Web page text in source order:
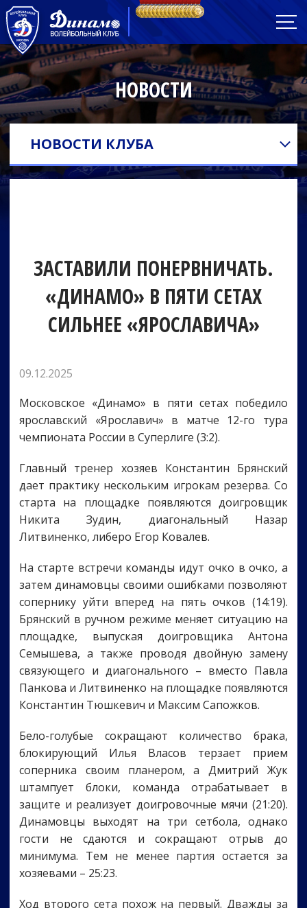
НОВОСТИ
НОВОСТИ КЛУБА
ЗАСТАВИЛИ ПОНЕРВНИЧАТЬ.
«ДИНАМО» В ПЯТИ СЕТАХ
СИЛЬНЕЕ «ЯРОСЛАВИЧА»
09.12.2025
Московское «Динамо» в пяти сетах победило
ярославский «Ярославич» в матче 12-го тура
чемпионата России в Суперлиге (3:2).
Главный тренер хозяев Константин Брянский
дает практику нескольким игрокам резерва. Со
старта на площадке появляются доигровщик
Никита Зудин, диагональный Назар
Литвиненко, либеро Егор Ковалев.
На старте встречи команды идут очко в очко, а
затем динамовцы своими ошибками позволяют
сопернику уйти вперед на пять очков (14:19).
Брянский в ручном режиме меняет ситуацию на
площадке, выпуская доигровщика Антона
Семышева, а также проводя двойную замену
связующего и диагонального – вместо Павла
Панкова и Литвиненко на площадке появляются
Константин Тюшкевич и Максим Сапожков.
Бело-голубые сокращают количество брака,
блокирующий Илья Власов терзает прием
соперника своим планером, а Дмитрий Жук
штампует блоки, команда отрабатывает в
защите и реализует доигровочные мячи (21:20).
Динамовцы выходят на три сетбола, однако
гости не сдаются и сокращают отрыв до
минимума. Тем не менее партия остается за
хозяевами – 25:23.
Ход второго сета похож на первый. Дважды за